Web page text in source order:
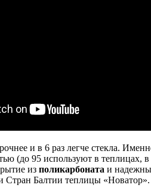
и в 6 раз легче стекла.
(до 95 используют в теплицах,
из поликарбоната и
Стран Балтии теплицы